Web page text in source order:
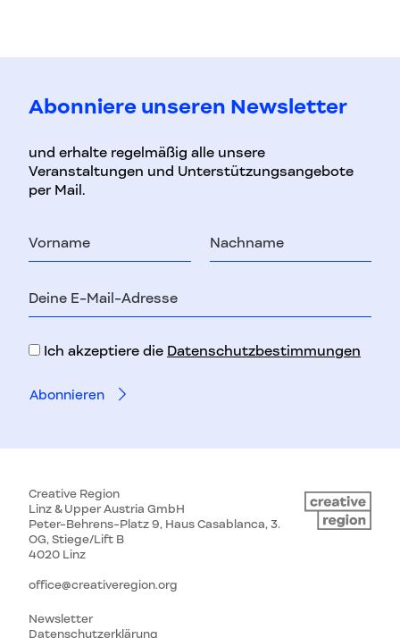
Abonniere unseren Newsletter
und erhalte regelmäßig alle unsere
Veranstaltungen und Unterstützungsangebote
per Mail.
Nachname
Mail-
Ich akzeptiere die Datenschutzbestimmungen
Creative Region
Linz & Upper Austria GmbH
Peter-Behrens-Platz 9, Haus Casablanca, 3.
OG, Stiege/Lift B
4020 Linz
office@creativeregion.org
Newsletter
Datenschutzerklärung